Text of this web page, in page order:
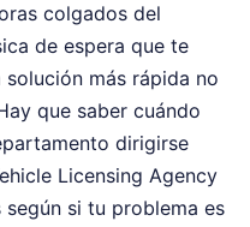
colgados del
de espera que te
más rápida no
que saber cuándo
dirigirse
Licensing Agency
si tu problema es